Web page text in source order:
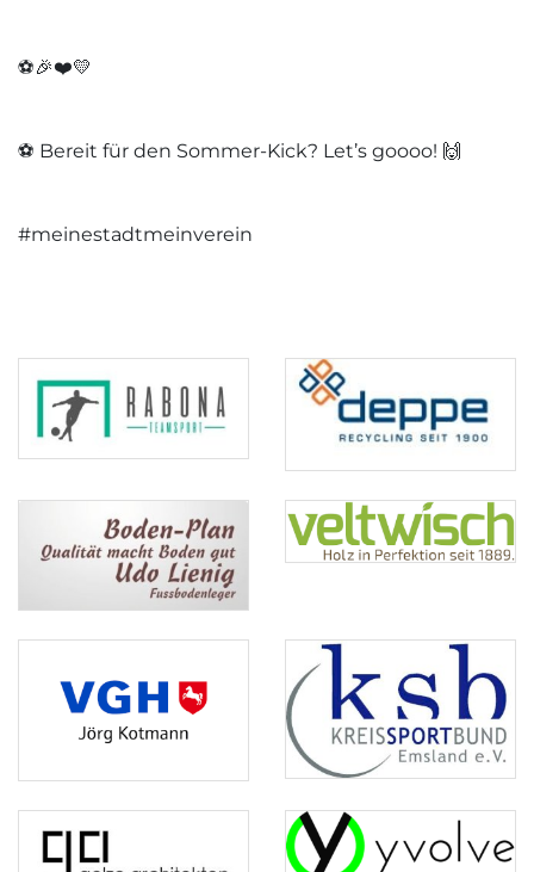
⚽️🎉❤️💛
⚽️ Bereit für den Sommer-Kick? Let’s goooo! 🙌
#meinestadtmeinverein